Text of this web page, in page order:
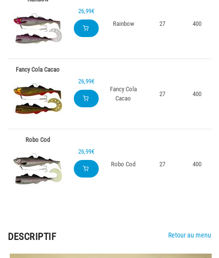
26,99€
Rainbow
27 400
Fancy Cola Cacao
26,99€
Fancy Cola
Cacao
27 400
Robo Cod
26,99€
Robo Cod
27 400
DESCRIPTIF Retour au menu